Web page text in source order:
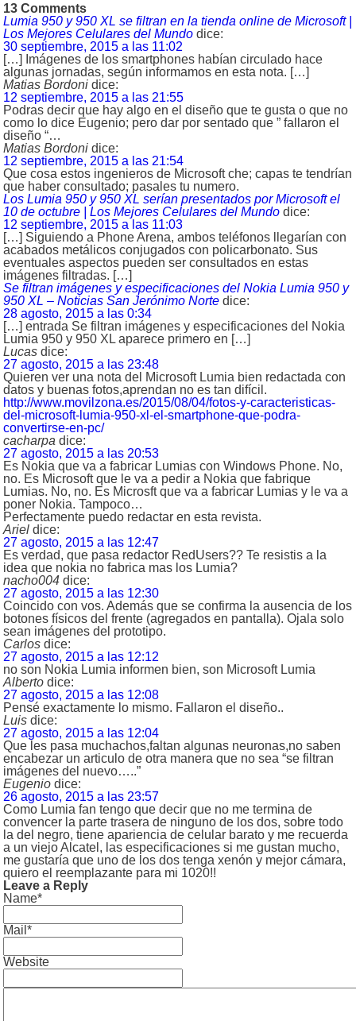
13 Comments
Lumia 950 y 950 XL se filtran en la tienda online de Microsoft |
Los Mejores Celulares del Mundo dice:
30 septiembre, 2015 a las 11:02
[…] Imágenes de los smartphones habían circulado hace
algunas jornadas, según informamos en esta nota. […]
Matias Bordoni dice:
12 septiembre, 2015 a las 21:55
Podras decir que hay algo en el diseño que te gusta o que no
como lo dice Eugenio; pero dar por sentado que ” fallaron el
diseño “…
Matias Bordoni dice:
12 septiembre, 2015 a las 21:54
Que cosa estos ingenieros de Microsoft che; capas te tendrían
que haber consultado; pasales tu numero.
Los Lumia 950 y 950 XL serían presentados por Microsoft el
10 de octubre | Los Mejores Celulares del Mundo dice:
12 septiembre, 2015 a las 11:03
[…] Siguiendo a Phone Arena, ambos teléfonos llegarían con
acabados metálicos conjugados con policarbonato. Sus
eventuales aspectos pueden ser consultados en estas
imágenes filtradas. […]
Se filtran imágenes y especificaciones del Nokia Lumia 950 y
950 XL – Noticias San Jerónimo Norte dice:
28 agosto, 2015 a las 0:34
[…] entrada Se filtran imágenes y especificaciones del Nokia
Lumia 950 y 950 XL aparece primero en […]
Lucas dice:
27 agosto, 2015 a las 23:48
Quieren ver una nota del Microsoft Lumia bien redactada con
datos y buenas fotos,aprendan no es tan difícil.
http://www.movilzona.es/2015/08/04/fotos-y-caracteristicas-
del-microsoft-lumia-950-xl-el-smartphone-que-podra-
convertirse-en-pc/
cacharpa dice:
27 agosto, 2015 a las 20:53
Es Nokia que va a fabricar Lumias con Windows Phone. No,
no. Es Microsoft que le va a pedir a Nokia que fabrique
Lumias. No, no. Es Microsft que va a fabricar Lumias y le va a
poner Nokia. Tampoco…
Perfectamente puedo redactar en esta revista.
Ariel dice:
27 agosto, 2015 a las 12:47
Es verdad, que pasa redactor RedUsers?? Te resistis a la
idea que nokia no fabrica mas los Lumia?
nacho004 dice:
27 agosto, 2015 a las 12:30
Coincido con vos. Además que se confirma la ausencia de los
botones físicos del frente (agregados en pantalla). Ojala solo
sean imágenes del prototipo.
Carlos dice:
27 agosto, 2015 a las 12:12
no son Nokia Lumia informen bien, son Microsoft Lumia
Alberto dice:
27 agosto, 2015 a las 12:08
Pensé exactamente lo mismo. Fallaron el diseño..
Luis dice:
27 agosto, 2015 a las 12:04
Que les pasa muchachos,faltan algunas neuronas,no saben
encabezar un articulo de otra manera que no sea “se filtran
imágenes del nuevo…..”
Eugenio dice:
26 agosto, 2015 a las 23:57
Como Lumia fan tengo que decir que no me termina de
convencer la parte trasera de ninguno de los dos, sobre todo
la del negro, tiene apariencia de celular barato y me recuerda
a un viejo Alcatel, las especificaciones si me gustan mucho,
me gustaría que uno de los dos tenga xenón y mejor cámara,
quiero el reemplazante para mi 1020!!
Leave a Reply
Name*
Mail*
Website